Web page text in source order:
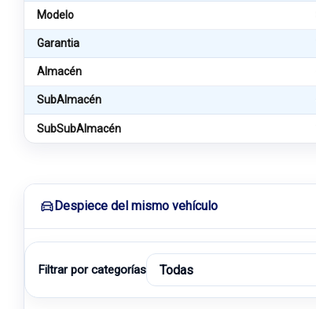
Modelo
Garantia
Almacén
SubAlmacén
SubSubAlmacén
Despiece del mismo vehículo
Filtrar por categorías